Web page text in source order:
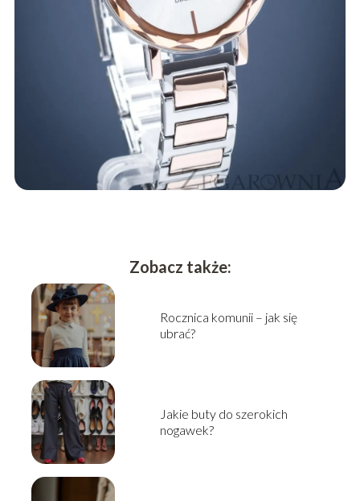
Zobacz także:
Rocznica komunii – jak się
ubrać?
Jakie buty do szerokich
nogawek?